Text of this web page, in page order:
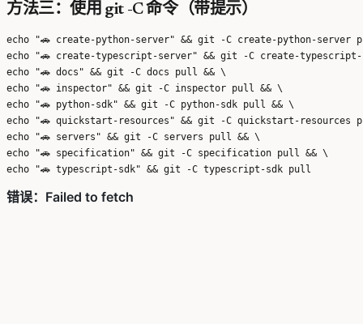
方法三：使用 git -C 命令（带提示）
echo "🚗 create-python-server" && git -C create-python-server
echo "🚗 create-typescript-server" && git -C create-
echo "🚗 docs" && git -C docs pull && \
echo "🚗 inspector" && git -C inspector pull && \
echo "🚗 python-sdk" && git -C python-sdk pull && \
echo "🚗 quickstart-resources" && git -C quickstart-resources
echo "🚗 servers" && git -C servers pull && \
echo "🚗 specification" && git -C specification pull && \